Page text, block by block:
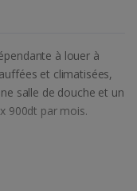
à louer à
et climatisées,
salle de douche et un
900dt par mois.